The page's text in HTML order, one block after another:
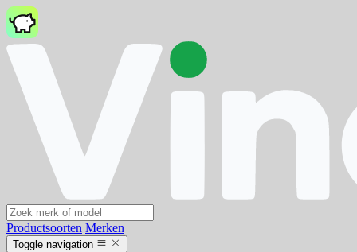
Productsoorten Merken
Toggle navigation